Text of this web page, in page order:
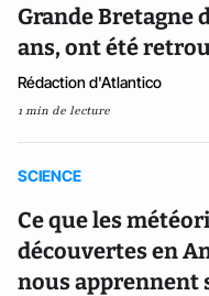
Grande Bretagne
ans, ont été
Rédaction d'Atlantico
1 min de lecture
SCIENCE
Ce que les
découvertes en
nous apprennent